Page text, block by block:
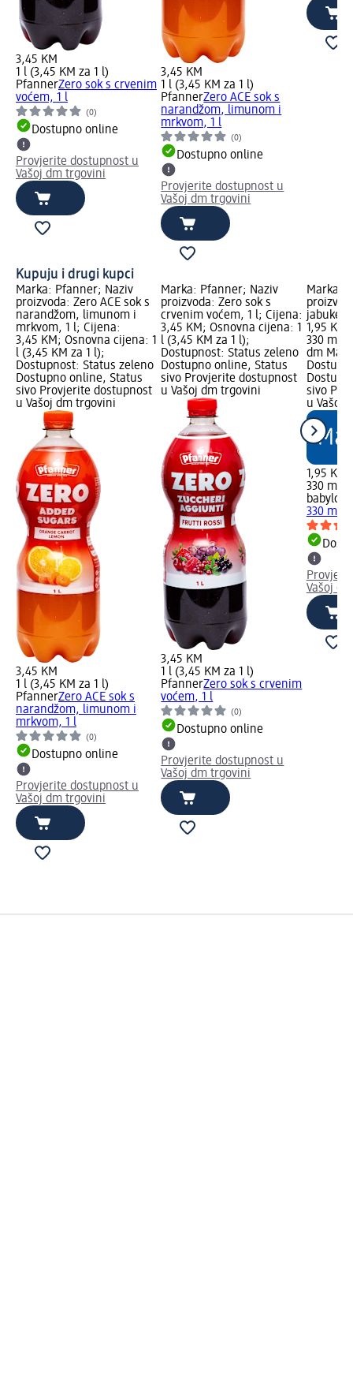
3,45 KM
1 l (3,45 KM za 1 l)
PfannerZero sok s crvenim
voćem, 1 l
(0)
Dostupno online
Provjerite dostupnost u
Vašoj dm trgovini
3,45 KM
1 l (3,45 KM za 1 l)
PfannerZero ACE sok s
narandžom, limunom i
mrkvom, 1 l
(0)
Dostupno online
Provjerite dostupnost u
Vašoj dm trgovini
Kupuju i drugi kupci
Marka: Pfanner; Naziv
proizvoda: Zero ACE sok s
narandžom, limunom i
mrkvom, 1 l; Cijena:
3,45 KM; Osnovna cijena: 1
l (3,45 KM za 1 l);
Dostupnost: Status zeleno
Dostupno online, Status
sivo Provjerite dostupnost
u Vašoj dm trgovini
3,45 KM
1 l (3,45 KM za 1 l)
PfannerZero ACE sok s
narandžom, limunom i
mrkvom, 1 l
(0)
Dostupno online
Provjerite dostupnost u
Vašoj dm trgovini
Marka: Pfanner; Naziv
proizvoda: Zero sok s
crvenim voćem, 1 l; Cijena:
3,45 KM; Osnovna cijena: 1
l (3,45 KM za 1 l);
Dostupnost: Status zeleno
Dostupno online, Status
sivo Provjerite dostupnost
u Vašoj dm trgovini
3,45 KM
1 l (3,45 KM za 1 l)
PfannerZero sok s crvenim
voćem, 1 l
(0)
Dostupno online
Provjerite dostupnost u
Vašoj dm trgovini
Marka:
jabuke,
1,95
330 ml
dm
sivo
u Vašoj
1,95 KM
330 ml
babylove
330 ml
Vašoj